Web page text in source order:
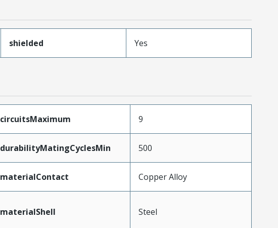
shielded Yes
circuitsMaximum 9
durabilityMatingCyclesMin 500
materialContact Copper Alloy
materialShell Steel